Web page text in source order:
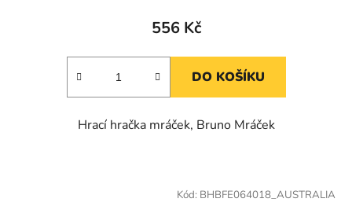
556 Kč
DO KOŠÍKU
Hrací hračka mráček, Bruno Mráček
Kód: BHBFE064018_AUSTRALIA